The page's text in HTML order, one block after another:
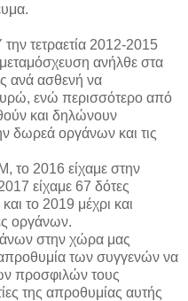
τετραετία 2012-2015
ανήλθε στα
ανά ασθενή να
ενώ περισσότερο από
και δηλώνουν
δωρεά οργάνων και τις
το 2016 είχαμε στην
είχαμε 67 δότες
το 2019 μέχρι και
οργάνων.
στην χώρα μας
απροθυμία των συγγενών να
προσφιλών τους
της απροθυμίας αυτής